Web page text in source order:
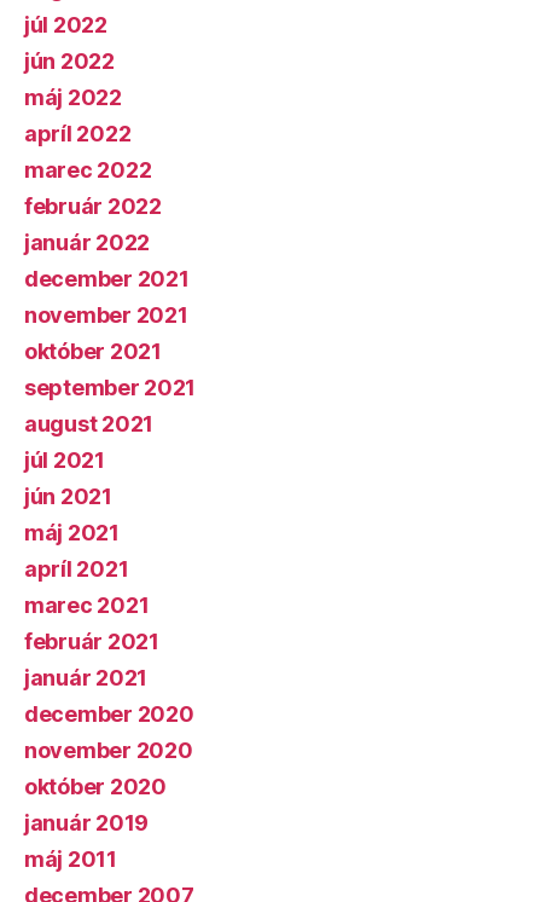
júl 2022
jún 2022
máj 2022
apríl 2022
marec 2022
február 2022
január 2022
december 2021
november 2021
október 2021
september 2021
august 2021
júl 2021
jún 2021
máj 2021
apríl 2021
marec 2021
február 2021
január 2021
december 2020
november 2020
október 2020
január 2019
máj 2011
december 2007